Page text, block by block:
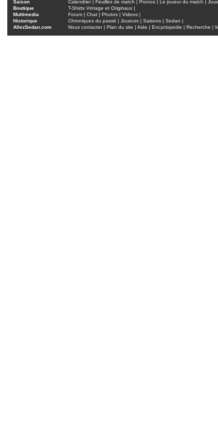
Saison Calendrier| Feuilles de match Pronos Le joueur du match
Boutique
T-Shirts Vintage et Originaux |
Multimedia
Forum | Chat | Photos | Videos |
Historique
Chroniques du passé | Joueurs | Saisons | Sedan |
AllezSedan.com
Nous contacter| Plan du site | Aide | Encyclopedie | Recherche |